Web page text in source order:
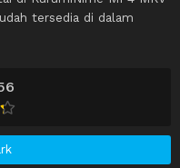
tersedia di dalam